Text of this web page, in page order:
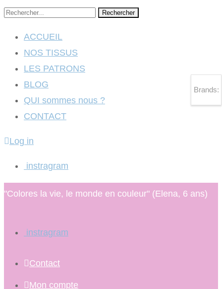
Rechercher
ACCUEIL
NOS TISSUS
LES PATRONS
BLOG
QUI sommes nous ?
CONTACT
Log in
instragram
"Colores la vie, le monde en couleur" (Elena, 6 ans)
instragram
Contact
Mon compte
Brands: